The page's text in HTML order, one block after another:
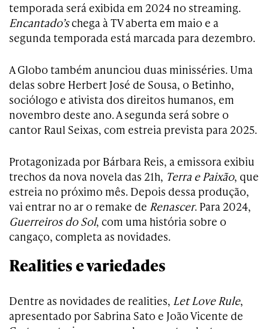
temporada será exibida em 2024 no streaming.
Encantado’schega à TV aberta em maio e a
segunda temporada está marcada para dezembro.
A Globo também anunciou duas minisséries. Uma
delas sobre Herbert José de Sousa, o Betinho,
sociólogo e ativista dos direitos humanos, em
novembro deste ano. A segunda será sobre o
cantor Raul Seixas, com estreia prevista para 2025.
Protagonizada por Bárbara Reis, a emissora exibiu
trechos da nova novela das 21h, Terra e Paixão, que
estreia no próximo mês. Depois dessa produção,
vai entrar no ar o remake de Renascer. Para 2024,
Guerreiros do Sol, com uma história sobre o
cangaço, completa as novidades.
Realities e variedades
Dentre as novidades de realities, Let Love Rule,
apresentado por Sabrina Sato e João Vicente de